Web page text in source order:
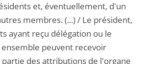
et, éventuellement, d'un
membres. (...) / Le président,
ayant reçu délégation ou le
peuvent recevoir
des attributions de l'organe